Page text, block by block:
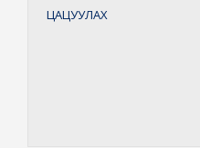
ЦАЦУУЛАХ